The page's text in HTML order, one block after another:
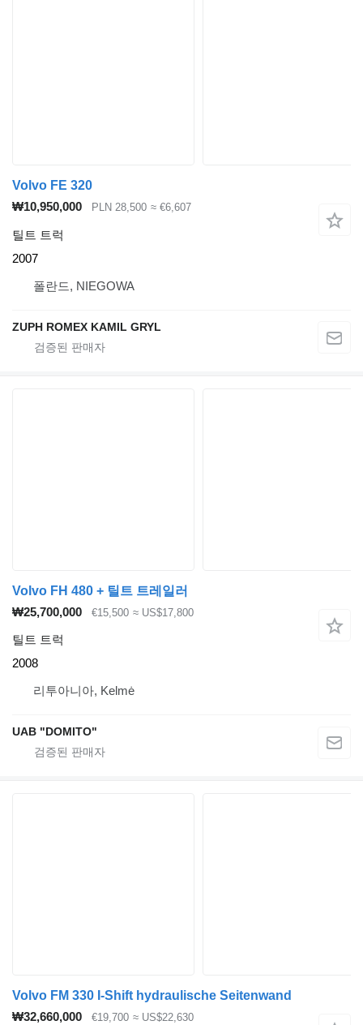
Volvo FE 320
₩10,950,000
PLN 28,500 ≈ €6,607
틸트 트럭
2007
폴란드, NIEGOWA
ZUPH ROMEX KAMIL GRYL
Volvo FH 480 + 틸트 트레일러
₩25,700,000
€15,500 ≈ US$17,800
틸트 트럭
2008
리투아니아, Kelmė
UAB "DOMITO"
Volvo FM 330 I-Shift hydraulische Seitenwand
₩32,660,000
€19,700 ≈ US$22,630